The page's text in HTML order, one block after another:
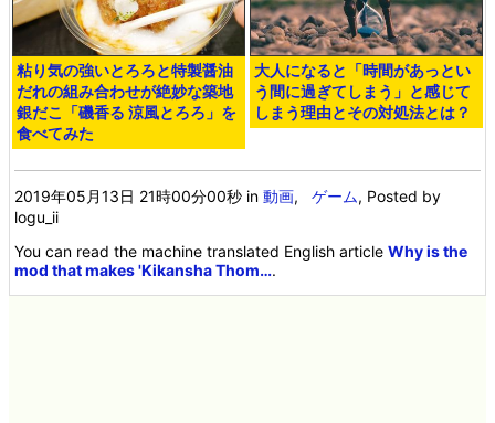
粘り気の強いとろろと特製醤油
だれの組み合わせが絶妙な築地
銀だこ「磯香る 涼風とろろ」を
食べてみた
大人になると「時間があっとい
う間に過ぎてしまう」と感じて
しまう理由とその対処法とは？
2019年05月13日 21時00分00秒 in動画,ゲーム, Posted by
logu_ii
You can read the machine translated English articleWhy is the
mod that makes 'Kikansha Thom….